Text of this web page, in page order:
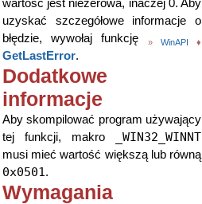
wartość jest niezerowa, inaczej 0. Aby
uzyskać szczegółowe informacje o
błędzie, wywołaj funkcję
» WinAPI ♦
GetLastError.
Dodatkowe
informacje
Aby skompilować program używający
tej funkcji, makro
_WIN32_WINNT
musi mieć wartość większą lub równą
0x0501 .
Wymagania